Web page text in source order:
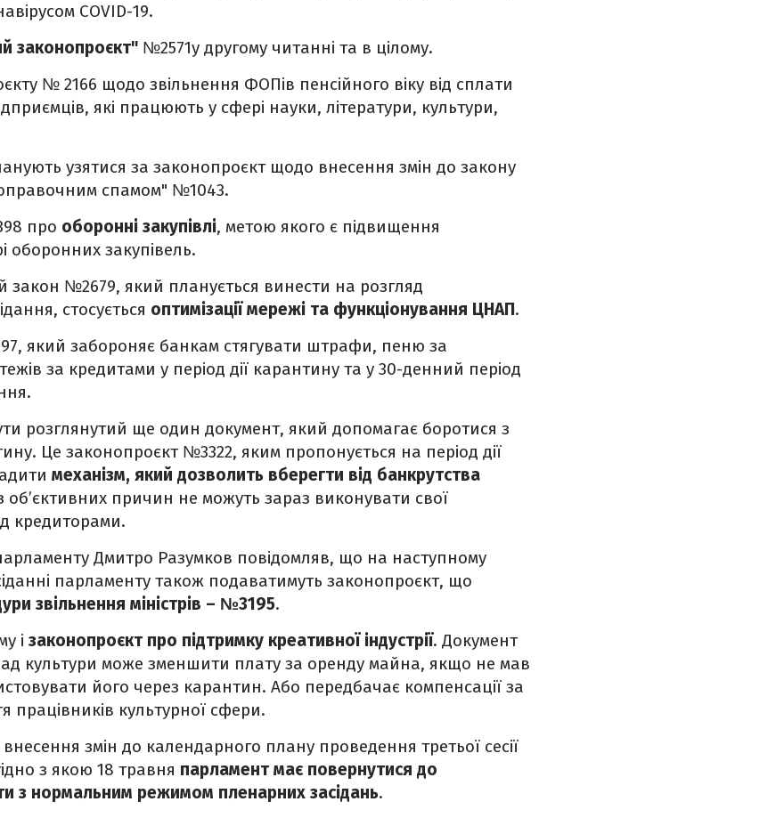
COVID-19.
законопроєкт" №2571у другому читанні та в цілому.
№ 2166 щодо звільнення ФОПів пенсійного віку від сплати
які працюють у сфері науки, літератури, культури,
узятися за законопроєкт щодо внесення змін до закону
спамом" №1043.
про оборонні закупівлі, метою якого є підвищення
оборонних закупівель.
№2679, який планується винести на розгляд
стосується оптимізації мережі та функціонування ЦНАП.
який забороняє банкам стягувати штрафи, пеню за
за кредитами у період дії карантину та у 30-денний період
розглянутий ще один документ, який допомагає боротися з
Це законопроєкт №3322, яким пропонується на період дії
механізм, який дозволить вберегти від банкрутства
об’єктивних причин не можуть зараз виконувати свої
кредиторами.
Дмитро Разумков повідомляв, що на наступному
парламенту також подаватимуть законопроєкт, що
звільнення міністрів – №3195.
і законопроєкт про підтримку креативної індустрії. Документ
культури може зменшити плату за оренду майна, якщо не мав
його через карантин. Або передбачає компенсації за
працівників культурної сфери.
змін до календарного плану проведення третьої сесії
з якою 18 травня парламент має повернутися до
з нормальним режимом пленарних засідань.